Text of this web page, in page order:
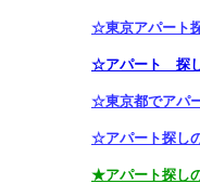
☆東京アパート
☆アパート 探
☆東京都でアパ
☆アパート探し
★アパート探し